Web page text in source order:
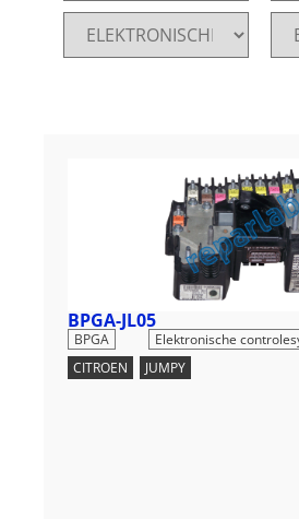
BPGA-JL05
BPGA
Elektronische
CITROEN
JUMPY